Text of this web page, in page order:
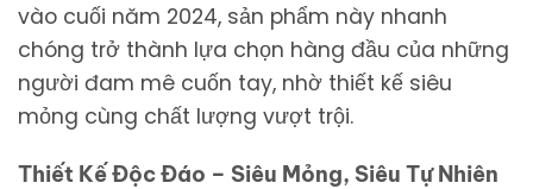
vào cuối năm 2024, sản phẩm này nhanh
chóng trở thành lựa chọn hàng đầu của những
người đam mê cuốn tay, nhờ thiết kế siêu
mỏng cùng chất lượng vượt trội.
Thiết Kế Độc Đáo – Siêu Mỏng, Siêu Tự Nhiên